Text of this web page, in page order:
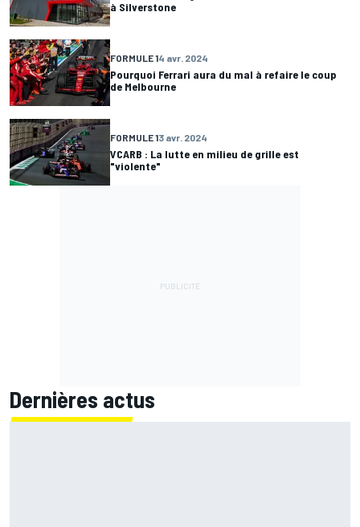
à Silverstone
FORMULE 14 avr. 2024
Pourquoi Ferrari aura du mal à refaire le coup
de Melbourne
FORMULE 13 avr. 2024
VCARB : La lutte en milieu de grille est
"violente"
Dernières actus